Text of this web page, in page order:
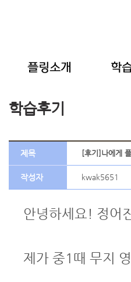
학습후기
제목 [후기]나에게
작성자 kwak5651
안녕하세요! 정어
제가 중1때 무지